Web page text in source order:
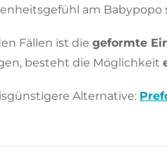
am Babypopo
Fällen ist die geformte
besteht die Möglichkeit
Alternative: